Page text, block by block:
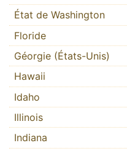
État de Washington
Floride
Géorgie (États-Unis)
Hawaii
Idaho
Illinois
Indiana